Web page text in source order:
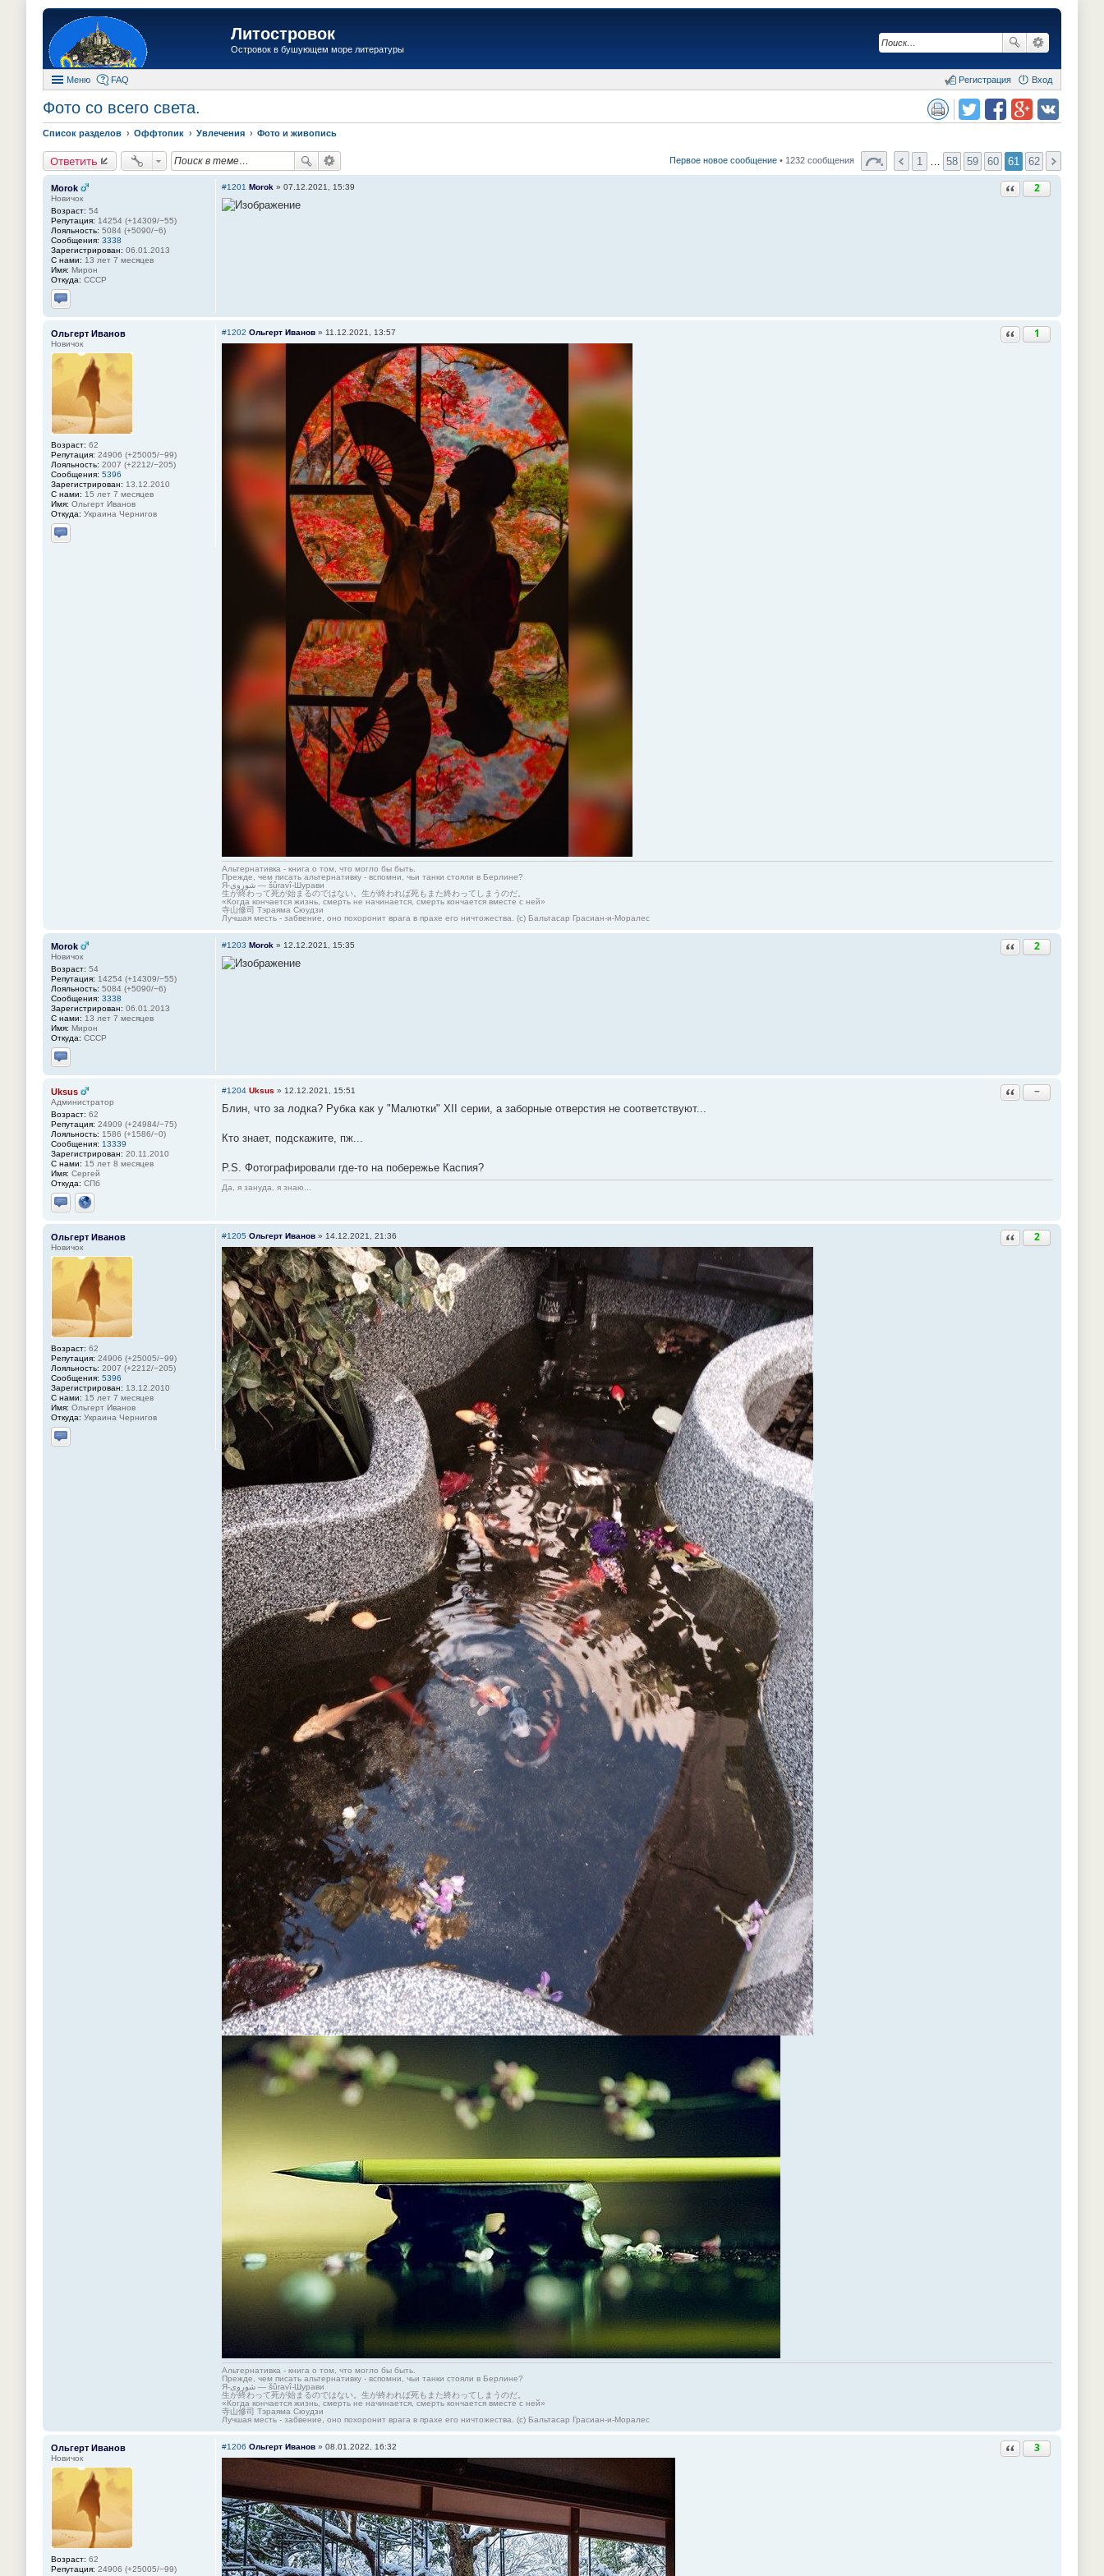
Литостровок
Островок в бушующем море литературы
Меню FAQ Вход
Регистрация
Фото со всего света.
Список разделов Оффтопик Увлечения Фото и живопись
Ответить Первое новое сообщение • 1232 сообщения 1 58 59 60 61 62
Morok
Новичок
Возраст: 54
Репутация: 14254 (+14309/−55)
Лояльность: 5084 (+5090/−6)
Сообщения: 3338
Зарегистрирован: 06.01.2013
С нами: 13 лет 7 месяцев
Имя: Мирон
Откуда: СССР
Отправить личное сообщение
Ответить с цитатой
2
#1201 Morok » 07.12.2021, 15:39
Ольгерт Иванов
Новичок
Возраст: 62
Репутация: 24906 (+25005/−99)
Лояльность: 2007 (+2212/−205)
Сообщения: 5396
Зарегистрирован: 13.12.2010
С нами: 15 лет 7 месяцев
Имя: Ольгерт Иванов
Откуда: Украина Чернигов
Отправить личное сообщение
Ответить с цитатой
1
#1202 Ольгерт Иванов » 11.12.2021, 13:57
Альтернативка - книга о том, что могло бы быть.
Прежде, чем писать альтернативку - вспомни, чьи танки стояли в Берлине?
Я-شوروی — šûravî-Шурави
生が終わって死が始まるのではない。生が終われば死もまた終わってしまうのだ。
«Когда кончается жизнь, смерть не начинается, смерть кончается вместе с ней»
寺山修司 Тэраяма Сюудзи
Лучшая месть - забвение, оно похоронит врага в прахе его ничтожества. (с) Бальтасар Грасиан-и-Моралес
Morok
Новичок
Возраст: 54
Репутация: 14254 (+14309/−55)
Лояльность: 5084 (+5090/−6)
Сообщения: 3338
Зарегистрирован: 06.01.2013
С нами: 13 лет 7 месяцев
Имя: Мирон
Откуда: СССР
Отправить личное сообщение
Ответить с цитатой
2
#1203 Morok » 12.12.2021, 15:35
Uksus
Администратор
Возраст: 62
Репутация: 24909 (+24984/−75)
Лояльность: 1586 (+1586/−0)
Сообщения: 13339
Зарегистрирован: 20.11.2010
С нами: 15 лет 8 месяцев
Имя: Сергей
Откуда: СПб
Отправить личное сообщение
Сайт
Ответить с цитатой
−
#1204 Uksus » 12.12.2021, 15:51
Блин, что за лодка? Рубка как у "Малютки" XII серии, а заборные отверстия не соответствуют...
Кто знает, подскажите, пж...
P.S. Фотографировали где-то на побережье Каспия?
Да, я зануда, я знаю...
Ольгерт Иванов
Новичок
Возраст: 62
Репутация: 24906 (+25005/−99)
Лояльность: 2007 (+2212/−205)
Сообщения: 5396
Зарегистрирован: 13.12.2010
С нами: 15 лет 7 месяцев
Имя: Ольгерт Иванов
Откуда: Украина Чернигов
Отправить личное сообщение
Ответить с цитатой
2
#1205 Ольгерт Иванов » 14.12.2021, 21:36
Альтернативка - книга о том, что могло бы быть.
Прежде, чем писать альтернативку - вспомни, чьи танки стояли в Берлине?
Я-شوروی — šûravî-Шурави
生が終わって死が始まるのではない。生が終われば死もまた終わってしまうのだ。
«Когда кончается жизнь, смерть не начинается, смерть кончается вместе с ней»
寺山修司 Тэраяма Сюудзи
Лучшая месть - забвение, оно похоронит врага в прахе его ничтожества. (с) Бальтасар Грасиан-и-Моралес
Ольгерт Иванов
Новичок
Возраст: 62
Репутация: 24906 (+25005/−99)
Ответить с цитатой
3
#1206 Ольгерт Иванов » 08.01.2022, 16:32